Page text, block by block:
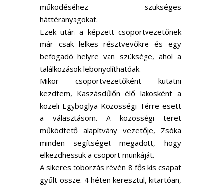
működéséhez szükséges
háttéranyagokat.
Ezek után a képzett csoportvezetőnek
már csak lelkes résztvevőkre és egy
befogadó helyre van szüksége, ahol a
találkozások lebonyolíthatóak.
Mikor csoportvezetőként kutatni
kezdtem, Kaszásdűlőn élő lakosként a
közeli Egyboglya Közösségi Térre esett
a választásom. A közösségi teret
működtető alapítvány vezetője, Zsóka
minden segítséget megadott, hogy
elkezdhessük a csoport munkáját.
A sikeres toborzás révén 8 fős kis csapat
gyűlt össze. 4 héten keresztül, kitartóan,